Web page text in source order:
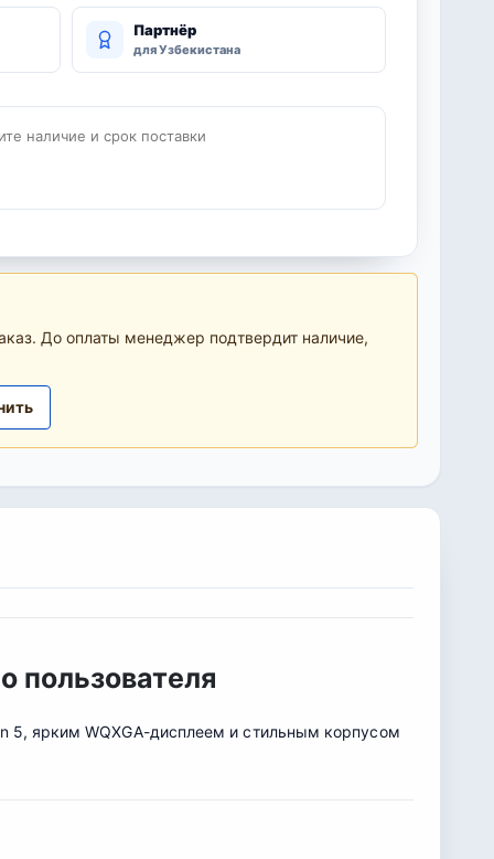
Партнёр
для Узбекистана
наличие и срок поставки
До оплаты менеджер подтвердит наличие,
пользователя
5, ярким WQXGA-дисплеем и стильным корпусом